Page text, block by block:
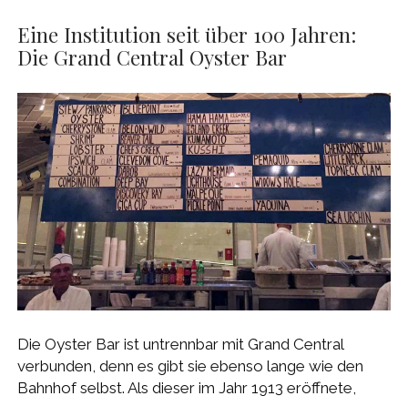
Eine Institution seit über 100 Jahren:
Die Grand Central Oyster Bar
Die Oyster Bar ist untrennbar mit Grand Central
verbunden, denn es gibt sie ebenso lange wie den
Bahnhof selbst. Als dieser im Jahr 1913 eröffnete,